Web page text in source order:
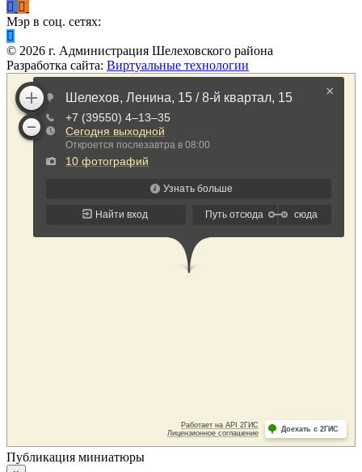
Мэр в соц. сетях:
© 2026 г. Администрация Шелеховского района
Разработка сайта: Виртуальные технологии
Публикация миниатюры